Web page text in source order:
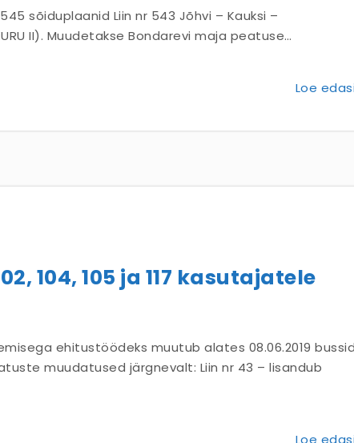
sõiduplaanid Liin nr 543 Jõhvi – Kauksi –
II). Muudetakse Bondarevi maja peatuse…
Loe
104, 105 ja 117 kasutajatele
ehitustöödeks muutub alates 08.06.2019
muudatused järgnevalt: Liin nr 43 – lisandub
Loe